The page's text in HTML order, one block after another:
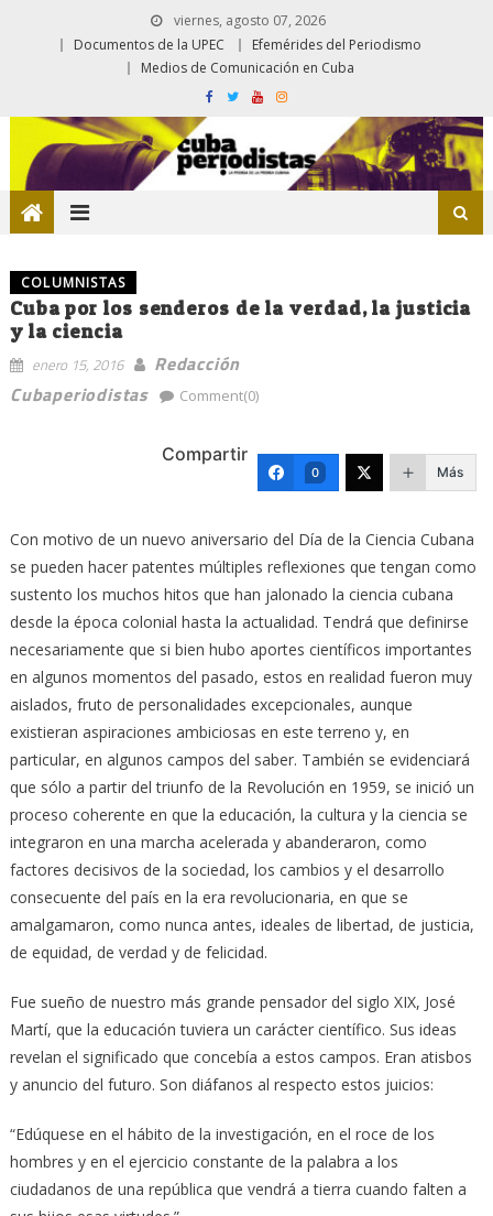
viernes, agosto 07, 2026
Documentos de la UPEC
Efemérides del Periodismo
Medios de Comunicación en Cuba
COLUMNISTAS
Cuba por los senderos de la verdad, la justicia
y la ciencia
enero 15, 2016
Redacción
Cubaperiodistas
Comment(0)
Compartir
0 Más
Con motivo de un nuevo aniversario del Día de la Ciencia Cubana
se pueden hacer patentes múltiples reflexiones que tengan como
sustento los muchos hitos que han jalonado la ciencia cubana
desde la época colonial hasta la actualidad. Tendrá que definirse
necesariamente que si bien hubo aportes científicos importantes
en algunos momentos del pasado, estos en realidad fueron muy
aislados, fruto de personalidades excepcionales, aunque
existieran aspiraciones ambiciosas en este terreno y, en
particular, en algunos campos del saber. También se evidenciará
que sólo a partir del triunfo de la Revolución en 1959, se inició un
proceso coherente en que la educación, la cultura y la ciencia se
integraron en una marcha acelerada y abanderaron, como
factores decisivos de la sociedad, los cambios y el desarrollo
consecuente del país en la era revolucionaria, en que se
amalgamaron, como nunca antes, ideales de libertad, de justicia,
de equidad, de verdad y de felicidad.
Fue sueño de nuestro más grande pensador del siglo XIX, José
Martí, que la educación tuviera un carácter científico. Sus ideas
revelan el significado que concebía a estos campos. Eran atisbos
y anuncio del futuro. Son diáfanos al respecto estos juicios:
“Edúquese en el hábito de la investigación, en el roce de los
hombres y en el ejercicio constante de la palabra a los
ciudadanos de una república que vendrá a tierra cuando falten a